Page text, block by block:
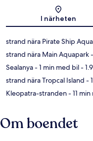
I närheten
strand nära Pirate Ship
strand nära Main Aquapark
Sealanya- 1 min med bil-
strand nära Tropcal Island -
Kleopatra-stranden- 11
Om boendet